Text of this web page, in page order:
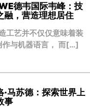
德韦国际韦峰：技
融，营造理想居住
工艺并不仅仅意味着装
作与机器语言， 而[…]
·马苏德：探索世界上
事